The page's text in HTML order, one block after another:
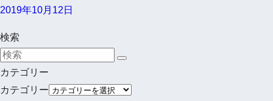
2019年10月12日
検索
カテゴリー
カテゴリー